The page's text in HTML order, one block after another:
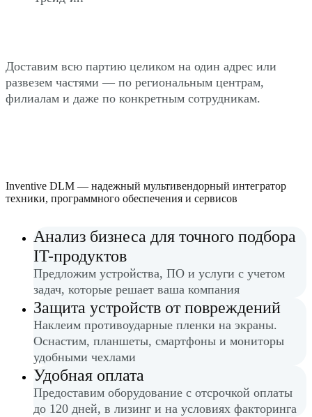
Доставим всю партию целиком на один адрес или
развезем частями — по региональным центрам,
филиалам и даже по конкретным сотрудникам.
Inventive DLM — надежный мультивендорный интегратор
техники, программного обеспечения и сервисов
Анализ бизнеса для точного подбора
IT-продуктов
Предложим устройства, ПО и услуги с учетом
задач, которые решает ваша компания
Защита устройств от повреждений
Наклеим противоударные пленки на экраны.
Оснастим, планшеты, смартфоны и мониторы
удобными чехлами
Удобная оплата
Предоставим оборудование с отсрочкой оплаты
до 120 дней, в лизинг и на условиях факторинга